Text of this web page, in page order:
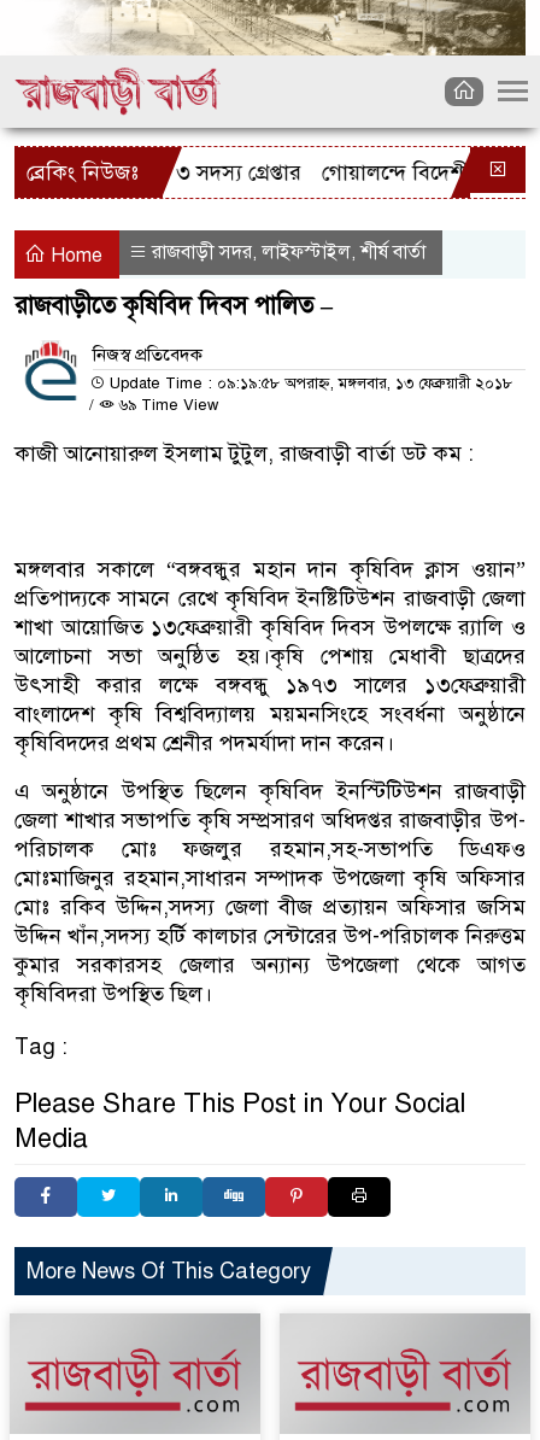
ব্রেকিং নিউজঃ
চোর চক্রের ৩ সদস্য গ্রেপ্তার গোয়ালন্দে বিদেশী
Home রাজবাড়ী সদর, লাইফস্টাইল,শীর্ষ বার্তা
রাজবাড়ীতে কৃষিবিদ দিবস পালিত –
নিজস্ব প্রতিবেদক
Update Time : ০৯:১৯:৫৮ অপরাহ্ন, মঙ্গলবার, ১৩ ফেব্রুয়ারী ২০১৮
/
৬৯ Time View
কাজী আনোয়ারুল ইসলাম টুটুল, রাজবাড়ী বার্তা ডট কম :
মঙ্গলবার সকালে “বঙ্গবন্ধুর মহান দান কৃষিবিদ ক্লাস ওয়ান”
প্রতিপাদ্যকে সামনে রেখে কৃষিবিদ ইনষ্টিটিউশন রাজবাড়ী জেলা
শাখা আয়োজিত ১৩ফেব্রুয়ারী কৃষিবিদ দিবস উপলক্ষে র‌্যালি ও
আলোচনা সভা অনুষ্ঠিত হয়।কৃষি পেশায় মেধাবী ছাত্রদের
উৎসাহী করার লক্ষে বঙ্গবন্ধু ১৯৭৩ সালের ১৩ফেব্রুয়ারী
বাংলাদেশ কৃষি বিশ্ববিদ্যালয় ময়মনসিংহে সংবর্ধনা অনুষ্ঠানে
কৃষিবিদদের প্রথম শ্রেনীর পদমর্যাদা দান করেন।
এ অনুষ্ঠানে উপস্থিত ছিলেন কৃষিবিদ ইনস্টিটিউশন রাজবাড়ী
জেলা শাখার সভাপতি কৃষি সম্প্রসারণ অধিদপ্তর রাজবাড়ীর উপ-
পরিচালক মোঃ ফজলুর রহমান,সহ-সভাপতি ডিএফও
মোঃমাজিনুর রহমান,সাধারন সম্পাদক উপজেলা কৃষি অফিসার
মোঃ রকিব উদ্দিন,সদস্য জেলা বীজ প্রত্যায়ন অফিসার জসিম
উদ্দিন খাঁন,সদস্য হর্টি কালচার সেন্টারের উপ-পরিচালক নিরুত্তম
কুমার সরকারসহ জেলার অন্যান্য উপজেলা থেকে আগত
কৃষিবিদরা উপস্থিত ছিল।
Tag :
Please Share This Post in Your Social
Media
More News Of This Category